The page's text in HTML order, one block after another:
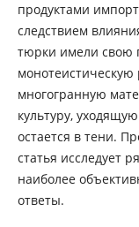
продуктами
следствием
тюрки имели свою
многогранную
культуру,
остается в тени.
статья исследует
наиболее
ответы.